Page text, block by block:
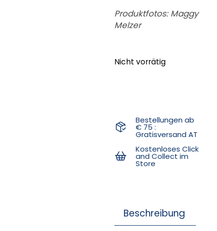
Produktfotos: Maggy
Melzer
Nicht vorrätig
Bestellungen ab
€ 75 :
Gratisversand AT
Kostenloses Click
and Collect im
Store
Beschreibung